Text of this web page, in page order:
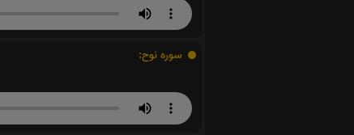
سوره نوح: